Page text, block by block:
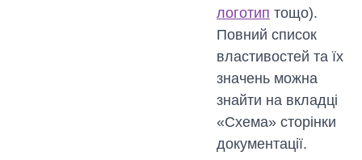
логотип тощо).
Повний список
властивостей та їх
значень можна
знайти на вкладці
«Схема» сторінки
документації.